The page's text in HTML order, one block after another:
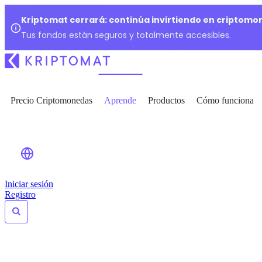
Kriptomat cerrará: continúa invirtiendo en
Tus fondos están seguros y totalmente accesibles.
Precio Criptomonedas Aprende Productos Cómo funciona
Iniciar sesión
Registro